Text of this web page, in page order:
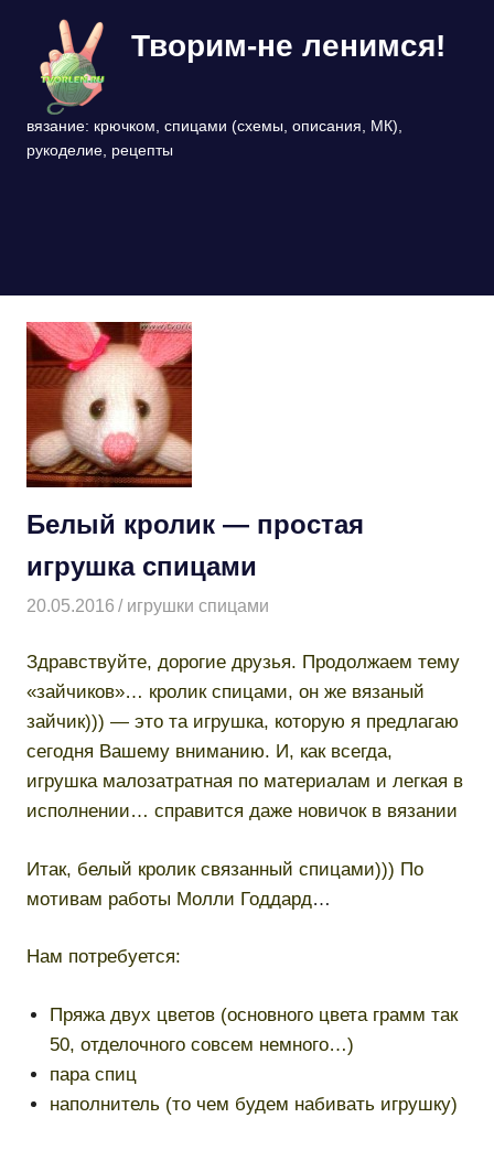
содержимому
Творим-не ленимся!
вязание: крючком, спицами (схемы, описания, МК),
рукоделие, рецепты
Белый кролик — простая
игрушка спицами
20.05.2016 Творогова Елена
игрушки спицами
Здравствуйте, дорогие друзья. Продолжаем тему
«зайчиков»… кролик спицами, он же вязаный
зайчик))) — это та игрушка, которую я предлагаю
сегодня Вашему вниманию. И, как всегда,
игрушка малозатратная по материалам и легкая в
исполнении… справится даже новичок в вязании
Итак, белый кролик связанный спицами))) По
мотивам работы Молли Годдард…
Нам потребуется:
Пряжа двух цветов (основного цвета грамм так
50, отделочного совсем немного…)
пара спиц
наполнитель (то чем будем набивать игрушку)